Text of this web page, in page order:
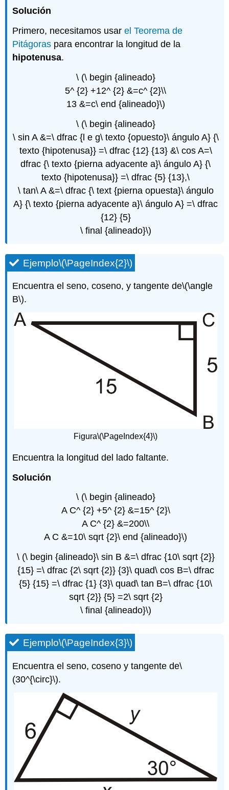
Solución
Primero, necesitamos usarel Teorema de
Pitágoras para encontrar la longitud de la
hipotenusa.
\ (\ begin {alineado}
5^ {2} +12^ {2} &=c^ {2}\\
13 &=c\ end {alineado}\)
\ (\ begin {alineado}
\ sin A &=\ dfrac {l e g\ texto {opuesto}\ ángulo A} {\
texto {hipotenusa}} =\ dfrac {12} {13} &\ cos A=\
dfrac {\ texto {pierna adyacente a}\ ángulo A} {\
texto {hipotenusa}} =\ dfrac {5} {13},\
\ tan\ A &=\ dfrac {\ text {pierna opuesta}\ ángulo
A} {\ texto {pierna adyacente a}\ ángulo A} =\ dfrac
{12} {5}
\ final {alineado}\)
Ejemplo\(\PageIndex{2}\)
Encuentra el seno, coseno, y tangente de\(\angle
B\).
Figura\(\PageIndex{4}\)
Encuentra la longitud del lado faltante.
Solución
\ (\ begin {alineado}
A C^ {2} +5^ {2} &=15^ {2}\
A C^ {2} &=200\\
A C &=10\ sqrt {2}\ end {alineado}\)
\ (\ begin {alineado}\ sin B &=\ dfrac {10\ sqrt {2}}
{15} =\ dfrac {2\ sqrt {2}} {3}\ quad\ cos B=\ dfrac
{5} {15} =\ dfrac {1} {3}\ quad\ tan B=\ dfrac {10\
sqrt {2}} {5} =2\ sqrt {2}
\ final {alineado}\)
Ejemplo\(\PageIndex{3}\)
Encuentra el seno, coseno y tangente de\
(30^{\circ}\).